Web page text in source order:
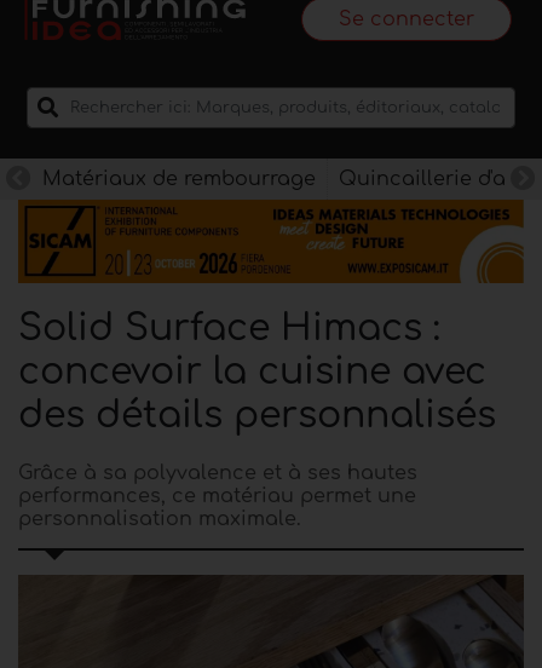
Se connecter
Matériaux de rembourrage Quincaillerie
Solid Surface Himacs :
concevoir la cuisine avec
des détails personnalisés
Grâce à sa polyvalence et à ses hautes
performances, ce matériau permet une
personnalisation maximale.